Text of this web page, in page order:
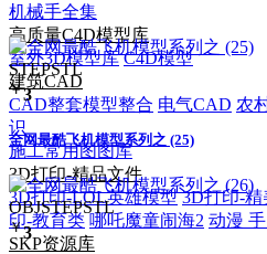
机械手全集
高质量C4D模型库
室外3D模型库 C4D模型
建筑CAD
CAD整套模型整合 电气CAD 农
识
施工常用图图库
3D打印-精品文件
3D打印-LOL英雄模型 3D打印-精
印-教育类 哪吒魔童闹海2 动漫
SKP资源库
STEPSTL
￥3
全网最酷飞机模型系列之 (25)
OBJSTEPSTL
￥3